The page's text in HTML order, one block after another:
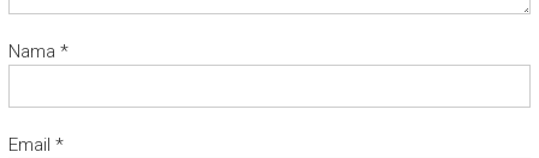
Nama *
Email *